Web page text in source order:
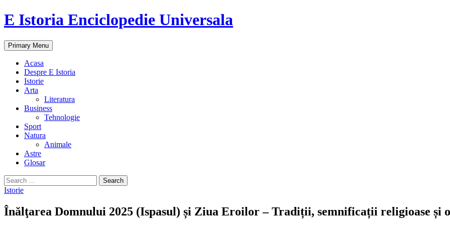
E Istoria Enciclopedie Universala
Search
Primary Menu Skip
to
Acasa
Despre E Istoria
Istorie
Arta
Literatura
Business
Tehnologie
Sport
Natura
Animale
Astre
Glosar
Search
for:
Istorie
Înălţarea Domnului 2025 (Ispasul) și Ziua Eroilor – Tradiții, semnificații religioase și